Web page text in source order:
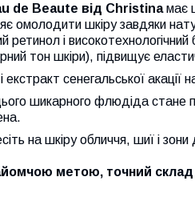
de Beaute від Christinaмає
омолодити шкіру завдяки
ретинол і
тон шкіри), підвищує
екстракт сенегальської
шикарного флюдіда стане
на шкіру обличчя, шиї і
метою, точний